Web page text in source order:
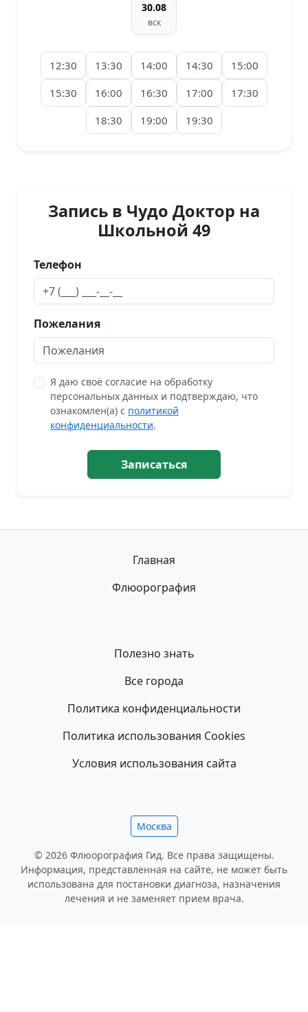
30.08
вск
12:30 13:30 14:00 14:30
15:00
15:30
16:00 16:30 17:00
17:30
18:30
19:00 19:30
Запись в Чудо Доктор на
Школьной 49
Телефон
Пожелания
Я даю своё согласие на обработку
персональных данных и подтверждаю, что
ознакомлен(а) с политикой
конфиденциальности.
Записаться
Главная
Флюорография
Полезно знать
Все города
Политика конфиденциальности
Политика использования Cookies
Условия использования сайта
Москва
© 2026 Флюорография Гид. Все права защищены.
Информация, представленная на сайте, не может быть
использована для постановки диагноза, назначения
лечения и не заменяет прием врача.